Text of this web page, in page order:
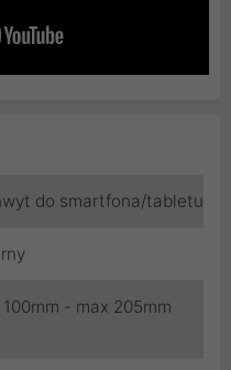
do smartfona/tabletu
- max 205mm